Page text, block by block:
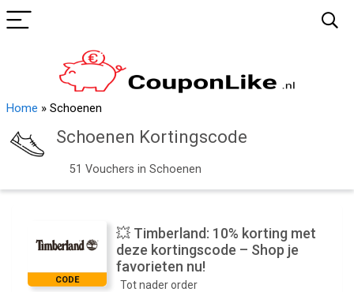
Home » Schoenen
Schoenen Kortingscode
51 Vouchers in Schoenen
CODE
💥 Timberland: 10% korting met
deze kortingscode – Shop je
favorieten nu!
Tot nader order